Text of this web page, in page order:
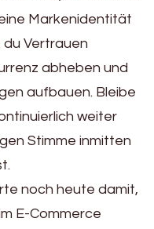
Markenidentität
Vertrauen
abheben und
aufbauen. Bleibe
weiter
Stimme inmitten
noch heute damit,
E-Commerce